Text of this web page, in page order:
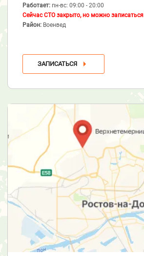
Работает: пн-вс: 09:00 - 20:00
Сейчас СТО закрыто, но можно записаться
Район: Военвед
ЗАПИСАТЬСЯ